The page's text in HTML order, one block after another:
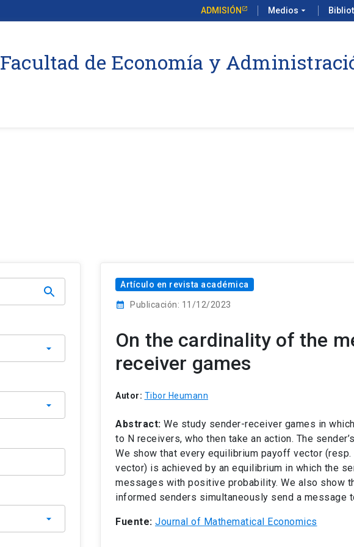
ADMISIÓN Medios arrow_drop_down
Facultad de Economía y
Artículo en revista académica
calendar_month Publicación: 11/12/2023
On the cardinality of the
receiver games
Autor: Tibor Heumann
Abstract: We study sender-receiver games in
to N receivers, who then take an action. The
We show that every equilibrium payoff vector
vector) is achieved by an equilibrium in which the
messages with positive probability. We also show
informed senders simultaneously send a message
Fuente: Journal of Mathematical Economics